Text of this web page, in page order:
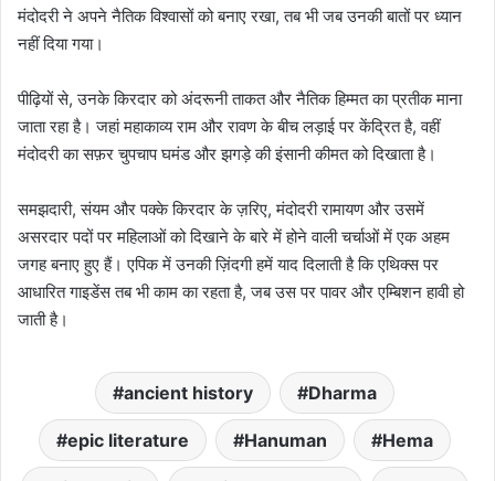
मंदोदरी ने अपने नैतिक विश्वासों को बनाए रखा, तब भी जब उनकी बातों पर ध्यान
नहीं दिया गया।
पीढ़ियों से, उनके किरदार को अंदरूनी ताकत और नैतिक हिम्मत का प्रतीक माना
जाता रहा है। जहां महाकाव्य राम और रावण के बीच लड़ाई पर केंद्रित है, वहीं
मंदोदरी का सफ़र चुपचाप घमंड और झगड़े की इंसानी कीमत को दिखाता है।
समझदारी, संयम और पक्के किरदार के ज़रिए, मंदोदरी रामायण और उसमें
असरदार पदों पर महिलाओं को दिखाने के बारे में होने वाली चर्चाओं में एक अहम
जगह बनाए हुए हैं। एपिक में उनकी ज़िंदगी हमें याद दिलाती है कि एथिक्स पर
आधारित गाइडेंस तब भी काम का रहता है, जब उस पर पावर और एम्बिशन हावी हो
जाती है।
ancient history Dharma
epic literature Hanuman Hema